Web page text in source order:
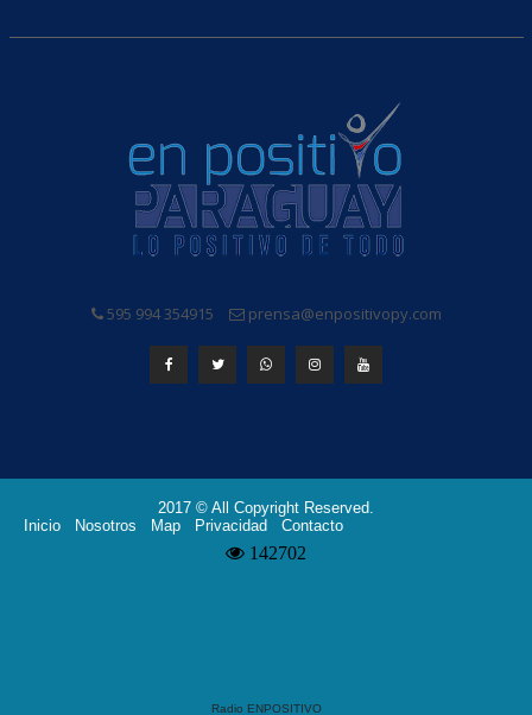
595 994 354915 prensa@enpositivopy.com
2017 © All Copyright Reserved.
Inicio
Nosotros Map Privacidad Contacto
Radio ENPOSITIVO